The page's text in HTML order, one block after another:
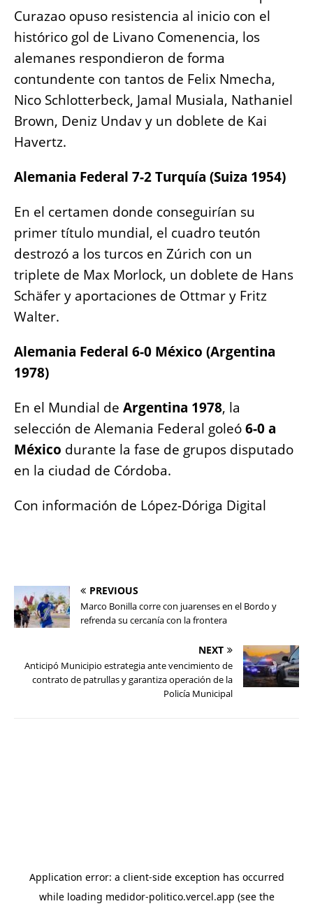
Curazao opuso resistencia al inicio con el
histórico gol de Livano Comenencia, los
alemanes respondieron de forma
contundente con tantos de Felix Nmecha,
Nico Schlotterbeck, Jamal Musiala, Nathaniel
Brown, Deniz Undav y un doblete de Kai
Havertz.
Alemania Federal 7-2 Turquía (Suiza 1954)
En el certamen donde conseguirían su
primer título mundial, el cuadro teutón
destrozó a los turcos en Zúrich con un
triplete de Max Morlock, un doblete de Hans
Schäfer y aportaciones de Ottmar y Fritz
Walter.
Alemania Federal 6-0 México (Argentina
1978)
En el Mundial de Argentina 1978, la
selección de Alemania Federal goleó6-0 a
México durante la fase de grupos disputado
en la ciudad de Córdoba.
Con información de López-Dóriga Digital
PREVIOUS
Marco Bonilla corre con juarenses en el Bordo y
refrenda su cercanía con la frontera
NEXT
Anticipó Municipio estrategia ante vencimiento de
contrato de patrullas y garantiza operación de la
Policía Municipal